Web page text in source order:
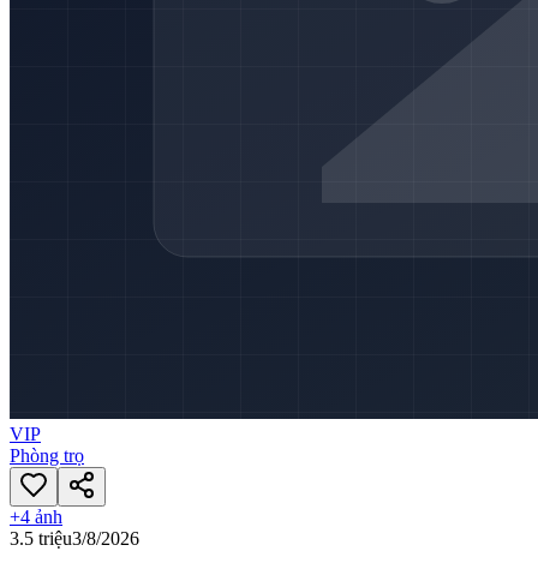
VIP
Phòng trọ
+4 ảnh
3.5 triệu3/8/2026